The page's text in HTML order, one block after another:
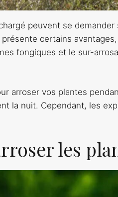
peuvent se demander
certains
fongiques et le sur-
arroser vos plantes
la nuit. Cependant, les
les